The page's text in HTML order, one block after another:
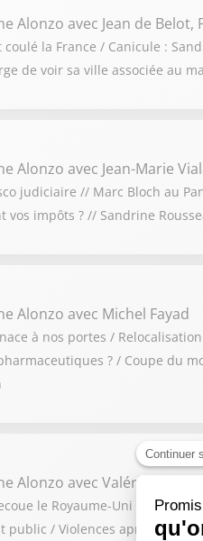
Alonzo avec Jean de Belot,
coulé la France / Canicule :
de voir sa ville associée au
Alonzo avec Jean-Marie
judiciaire // Marc Bloch au
vos impôts ? // Sandrine
Alonzo avec Michel Fayad
à nos portes /
? / Coupe du
Alonzo avec Valérie Boyer,
le Royaume-Uni / Guerre
public / Violences après PSG-